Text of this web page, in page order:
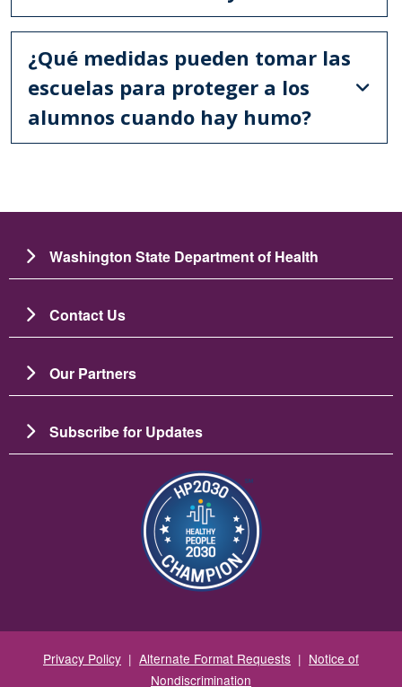
¿Qué medidas pueden tomar las
escuelas para proteger a los
alumnos cuando hay humo?
Washington State Department of Health
Contact Us
Our Partners
Subscribe for Updates
Image
Privacy Policy | Alternate Format Requests | Notice of
Nondiscrimination